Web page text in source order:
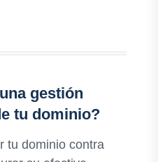
gestión
tu dominio?
tu dominio contra